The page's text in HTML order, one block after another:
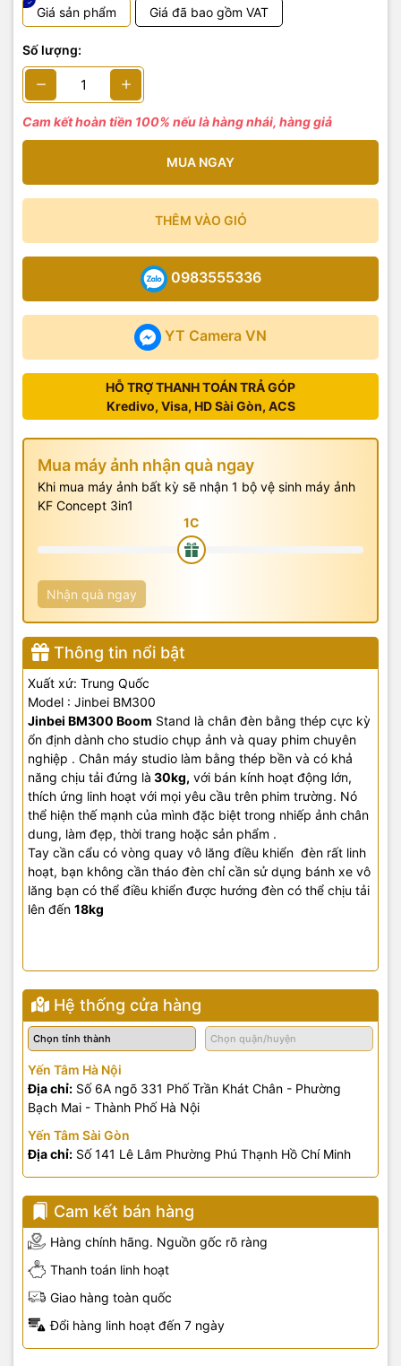
Giá sản phẩm
Giá đã bao gồm VAT
Số lượng:
Cam kết hoàn tiền 100% nếu là hàng nhái, hàng giả
MUA NGAY
THÊM VÀO GIỎ
YT Camera VN
0983555336
HỖ TRỢ THANH TOÁN TRẢ GÓP
Kredivo, Visa, HD Sài Gòn, ACS
Mua máy ảnh nhận quà ngay
Khi mua máy ảnh bất kỳ sẽ nhận 1 bộ vệ sinh máy ảnh
KF Concept 3in1
Nhận quà ngay
Thông tin nổi bật
Xuất xứ: Trung Quốc
Model : Jinbei BM300
Jinbei BM300 Boom Stand là chân đèn bằng thép cực kỳ
ổn định dành cho studio chụp ảnh và quay phim chuyên
nghiệp . Chân máy studio làm bằng thép bền và có khả
năng chịu tải đứng là 30kg, với bán kính hoạt động lớn,
thích ứng linh hoạt với mọi yêu cầu trên phim trường. Nó
thể hiện thế mạnh của mình đặc biệt trong nhiếp ảnh chân
dung, làm đẹp, thời trang hoặc sản phẩm .
Tay cần cẩu có vòng quay vô lăng điều khiển đèn rất linh
hoạt, bạn không cần tháo đèn chỉ cần sử dụng bánh xe vô
lăng bạn có thể điều khiển được hướng đèn có thể chịu tải
lên đến 18kg
Hệ thống cửa hàng
Yến Tâm Hà Nội
Địa chỉ: Số 6A ngõ 331 Phố Trần Khát Chân - Phường
Bạch Mai - Thành Phố Hà Nội
Yến Tâm Sài Gòn
Địa chỉ: Số 141 Lê Lâm Phường Phú Thạnh Hồ Chí Minh
Cam kết bán hàng
Hàng chính hãng. Nguồn gốc rõ ràng
Thanh toán linh hoạt
Giao hàng toàn quốc
Đổi hàng linh hoạt đến 7 ngày